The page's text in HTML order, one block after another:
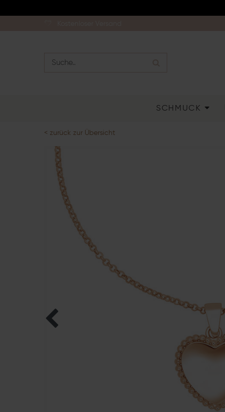
SCHMUCK
< zurück zur Übersicht